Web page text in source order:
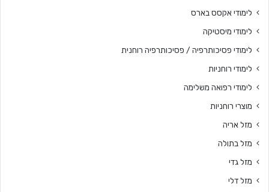
לימודי אקסס בארס
לימודי מיסטיקה
לימודי פסיכותרפיה / פסיכותרפיה רוחנית
לימודי רוחניות
לימודי רפואה משלימה
מוצרי רוחניות
מזל אריה
מזל בתולה
מזל גדי
מזל דלי